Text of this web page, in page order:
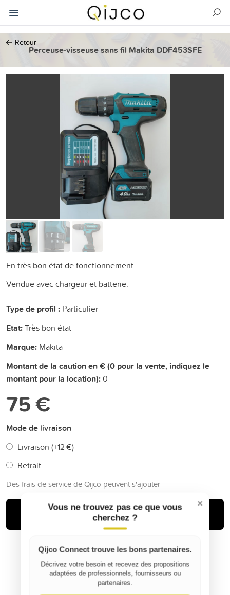
← Retour
Perceuse-visseuse sans fil Makita DDF453SFE
En très bon état de fonctionnement.
Vendue avec chargeur et batterie.
Type de profil : Particulier
Etat:Très bon état
Marque: Makita
Montant de la caution en € (0 pour la vente, indiquez le
montant pour la location):0
75 €
Mode de livraison
Livraison (+12 €)
Retrait
Des frais de service de Qijco peuvent s'ajouter
Acheter
×
Vous ne trouvez pas ce que vous
cherchez ?
Qijco Connect trouve les bons partenaires.
Décrivez votre besoin et recevez des propositions
adaptées de professionnels, fournisseurs ou
partenaires.